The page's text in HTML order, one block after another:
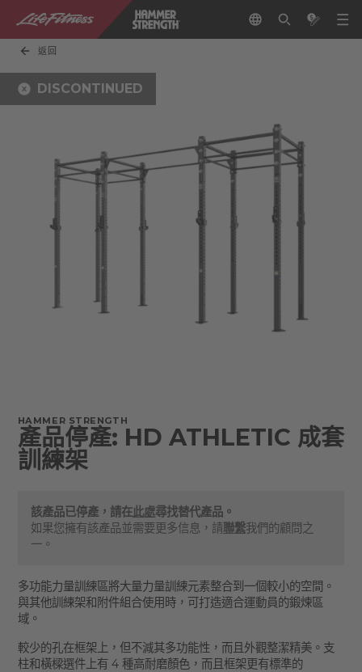
返回
DISCONTINUED
HAMMER STRENGTH
產品停產: HD ATHLETIC 成套
訓練架
該產品已停產，請在此處尋找替代產品。
如果您擁有該產品並需要更多信息，請聯繫我們的顧問之
一。
多功能力量訓練區將大量力量訓練元素整合到一個較小的空間。
與其他訓練架和附件組合使用時，可打造適合運動員的鍛煉區
域。
較少的孔在框架上，但不減其多功能性，而且外觀整潔精美。支
柱和橫樑選件上有 4 種高耐磨顏色，而且框架更有標準的